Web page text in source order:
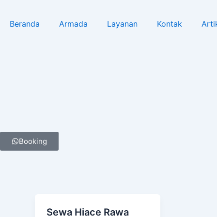
Beranda Armada Layanan Kontak
Booking
Sewa Hiace Rawa